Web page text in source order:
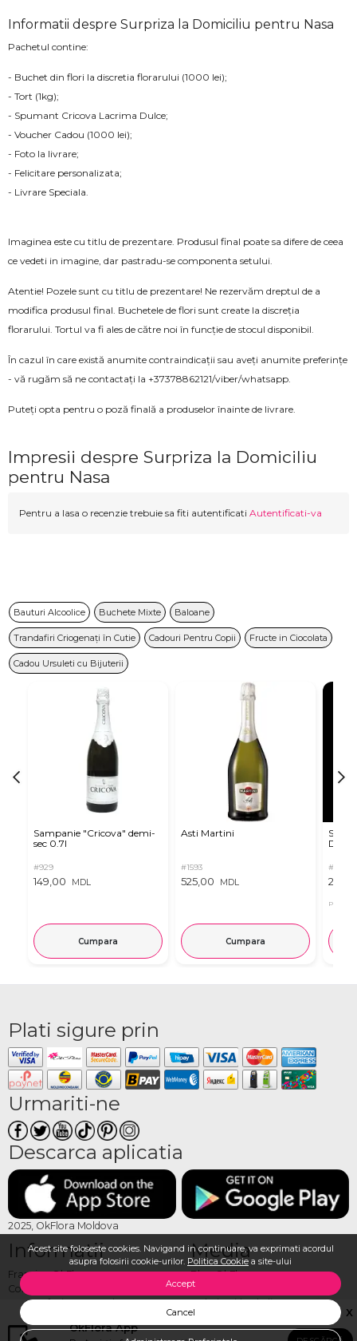
Acest site foloseste cookies. Navigand in continuare, va exprimati acordul
asupra folosirii cookie-urilor. Politica Cookie a site-ului
Accept
Cancel
Informatii despre Surpriza la Domiciliu pentru Nasa
Pachetul contine:
- Buchet din flori la discretia florarului (1000 lei);
- Tort (1kg);
- Spumant Cricova Lacrima Dulce;
- Voucher Cadou (1000 lei);
- Foto la livrare;
- Felicitare personalizata;
- Livrare Speciala.
Imaginea este cu titlu de prezentare. Produsul final poate sa difere de ceea
ce vedeti in imagine, dar pastradu-se componenta setului.
Atentie! Pozele sunt cu titlu de prezentare! Ne rezervăm dreptul de a
modifica produsul final. Buchetele de flori sunt create la discreția
florarului. Tortul va fi ales de către noi în funcție de stocul disponibil.
În cazul în care există anumite contraindicații sau aveți anumite preferințe
- vă rugăm să ne contactați la +37378862121/viber/whatsapp.
Puteți opta pentru o poză finală a produselor înainte de livrare.
Impresii despre Surpriza la Domiciliu
pentru Nasa
Pentru a lasa o recenzie trebuie sa fiti autentificati Autentificati-va
Bauturi Alcoolice Buchete Mixte Baloane
Trandafiri Criogenați în Cutie Cadouri Pentru Copii Fructe in Ciocolata
Cadou Ursuleti cu Bijuterii
Sampanie "Cricova" demi-
sec 0.7l
#929
149,00 MDL
Cumpara
Asti Martini
#1593
525,00 MDL
Cumpara
Dulce
#2516
Pret in
Plati sigure prin
Urmariti-ne
Descarca aplicatia
2025, OkFlora Moldova
Informatii
Franciza OkFlora
Contactaţi-ne
Cum sa faci o comandă?
Cum plătesc?
Cum livrăm?
Media
Blog OkFlora
Galerie Foto la livrare
Galerie Video la livrare
Recenzii
Vezi toate produsele
X
OkFlora App